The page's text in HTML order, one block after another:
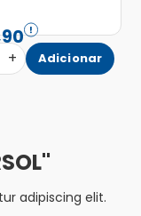
90
+ Adicionar
adipiscing elit.